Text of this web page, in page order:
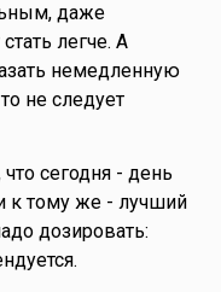
даже
легче. А
немедленную
не следует
сегодня - день
к тому же - лучший
дозировать: